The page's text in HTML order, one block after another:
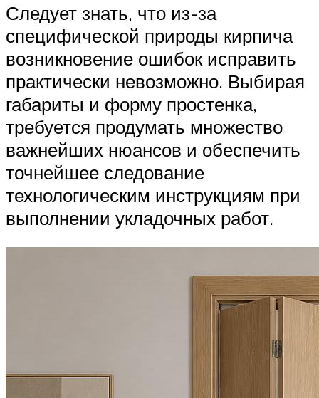
Следует знать, что из-за
специфической природы кирпича
возникновение ошибок исправить
практически невозможно. Выбирая
габариты и форму простенка,
требуется продумать множество
важнейших нюансов и обеспечить
точнейшее следование
технологическим инструкциям при
выполнении укладочных работ.